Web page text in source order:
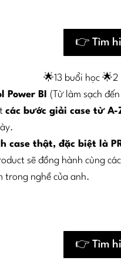
👉 Tìm
🌟13 buổi học
Power BI (Từ làm sạch
các bước giải case từ A-
case thật, đặc biệt là
sẽ đồng hành cùng
trong nghề của anh.
👉 Tìm